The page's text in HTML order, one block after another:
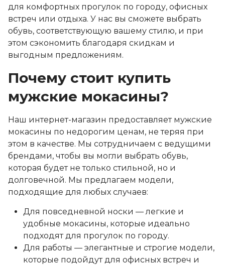
для комфортных прогулок по городу, офисных
встреч или отдыха. У нас вы сможете выбрать
обувь, соответствующую вашему стилю, и при
этом сэкономить благодаря скидкам и
выгодным предложениям.
Почему стоит купить
мужские мокасины?
Наш интернет-магазин предоставляет мужские
мокасины по недорогим ценам, не теряя при
этом в качестве. Мы сотрудничаем с ведущими
брендами, чтобы вы могли выбрать обувь,
которая будет не только стильной, но и
долговечной. Мы предлагаем модели,
подходящие для любых случаев:
Для повседневной носки — легкие и
удобные мокасины, которые идеально
подходят для прогулок по городу.
Для работы — элегантные и строгие модели,
которые подойдут для офисных встреч и